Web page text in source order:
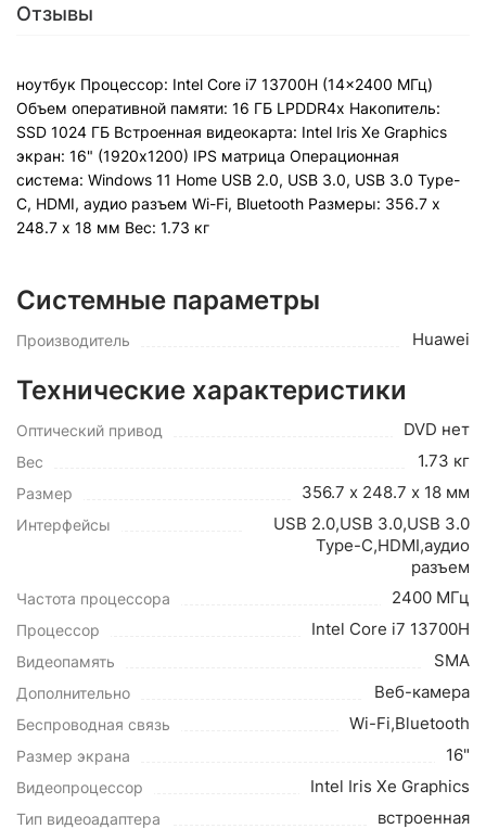
Отзывы
ноутбук Процессор: Intel Core i7 13700H (14x2400 МГц)
Объем оперативной памяти: 16 ГБ LPDDR4x Накопитель:
SSD 1024 ГБ Встроенная видеокарта: Intel Iris Xe Graphics
экран: 16" (1920х1200) IPS матрица Операционная
система: Windows 11 Home USB 2.0, USB 3.0, USB 3.0 Type-
C, HDMI, аудио разъем Wi-Fi, Bluetooth Pазмеры: 356.7 х
248.7 х 18 мм Вес: 1.73 кг
Системные параметры
Производитель Huawei
Технические характеристики
Оптический привод DVD нет
Вес 1.73 кг
Размер 356.7 х 248.7 х 18 мм
Интерфейсы
USB 2.0,USB 3.0,USB 3.0
Type-C,HDMI,аудио
разъем
Частота процессора 2400 МГц
Процессор Intel Core i7 13700H
Видеопамять SMA
Дополнительно Веб-камера
Беспроводная связь Wi-Fi,Bluetooth
Размер экрана 16"
Видеопроцессор Intel Iris Xe Graphics
Тип видеоадаптера встроенная